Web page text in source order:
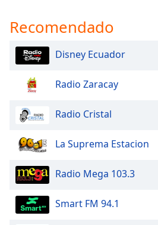
Font
Font
Family
Reset
Done
Close
Recomendado
Disney Ecuador
Radio Zaracay
Radio Cristal
La Suprema Estacion
Radio Mega 103.3
Smart FM 94.1